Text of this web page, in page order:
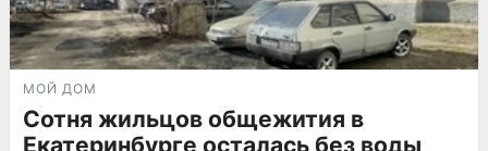
МОЙ ДОМ
Сотня жильцов общежития в
Екатеринбурге осталась без воды